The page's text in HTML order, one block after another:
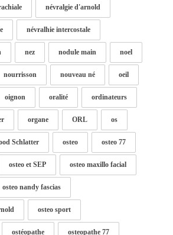
névralgie d'arnold
névralhie intercostale
nez nodule main noel
nourrisson nouveau né oeil
oignon oralité ordinateurs
organe ORL os
Schlatter osteo osteo 77
osteo et SEP osteo maxillo facial
osteo nandy fascias
osteo sport
ostéopathe osteopathe 77